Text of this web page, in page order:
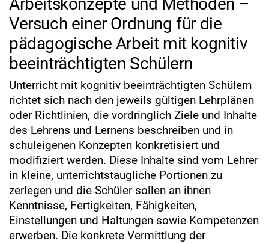
Versuch einer Ordnung für die
pädagogische Arbeit mit kognitiv
beeinträchtigten Schülern
Unterricht mit kognitiv beeinträchtigten Schülern
richtet sich nach den jeweils gültigen Lehrplänen
oder Richtlinien, die vordringlich Ziele und Inhalte
des Lehrens und Lernens beschreiben und in
schuleigenen Konzepten konkretisiert und
modifiziert werden. Diese Inhalte sind vom Lehrer
in kleine, unterrichtstaugliche Portionen zu
zerlegen und die Schüler sollen an ihnen
Kenntnisse, Fertigkeiten, Fähigkeiten,
Einstellungen und Haltungen sowie Kompetenzen
erwerben. Die konkrete Vermittlung der